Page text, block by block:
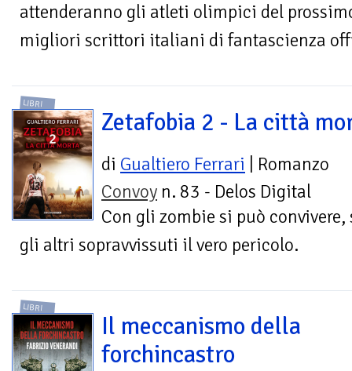
attenderanno gli atleti olimpici del
migliori scrittori italiani di fantascienza
LIBRI
Zetafobia 2 - La città
di Gualtiero Ferrari | Romanzo
Convoy n. 83 - Delos Digital
Con gli zombie si può convivere,
gli altri sopravvissuti il vero pericolo.
LIBRI
Il meccanismo della
forchincastro